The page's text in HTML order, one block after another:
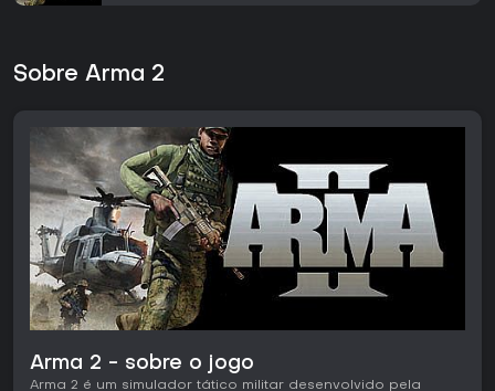
Sobre Arma 2
Arma 2 - sobre o jogo
Arma 2 é um simulador tático militar desenvolvido pela